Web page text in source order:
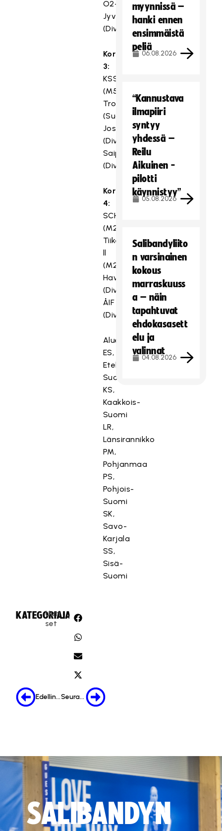
O2-
Jyväskylä
(Divari/SS)
Kori
3:
KSS
(M5D/SK),
Troopers
(Suomisarja/KS),
Josba
(Divari/SK),
Saipa
(Divari/KS)
Kori
4:
SCH
(M2D/ES),
Tiikerit
ll
(M2D/ES),
Hawks
(Divari/ES),
ÅIF
(Divari/ES)
Aluelyhenteet
ES,
Etelä-
Suomi
KS,
Kaakkois-
Suomi
LR,
Länsirannikko
PM,
Pohjanmaa
PS,
Pohjois-
Suomi
SK,
Savo-
Karjala
SS,
Sisä-
Suomi
KATEGORIA:
Uuti
set
JAA:
Edellinen Seuraava
myynnissä –
hanki ennen
ensimmäistä
peliä
06.08.2026
“Kannustava
ilmapiiri
syntyy
yhdessä –
Reilu
Aikuinen -
pilotti
käynnistyy”
05.08.2026
Salibandyliito
n varsinainen
kokous
marraskuuss
a – näin
tapahtuvat
ehdokasasett
elu ja
valinnat
04.08.2026
SALIBANDYN